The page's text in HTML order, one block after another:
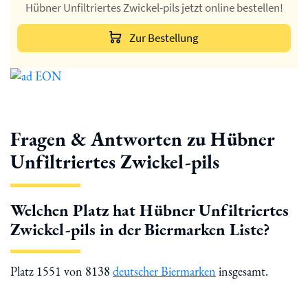
Hübner Unfiltriertes Zwickel-pils jetzt online bestellen!
Zur Bestellung
Fragen & Antworten zu Hübner
Unfiltriertes Zwickel-pils
Welchen Platz hat Hübner Unfiltriertes
Zwickel-pils in der Biermarken Liste?
Platz 1551 von 8138 deutscher Biermarken insgesamt.